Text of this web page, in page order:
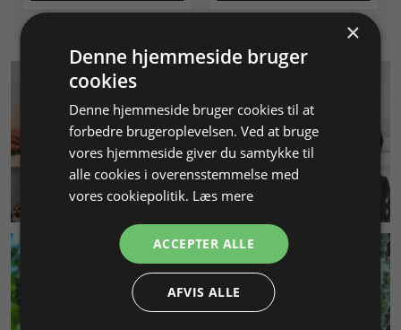
KUNDESERVICE
×
Denne hjemmeside bruger
cookies
Denne hjemmeside bruger cookies til at
forbedre brugeroplevelsen. Ved at bruge
vores hjemmeside giver du samtykke til
alle cookies i overensstemmelse med
vores cookiepolitik. Læs mere
ACCEPTER ALLE
AFVIS ALLE